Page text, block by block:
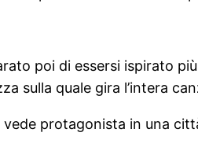
poi di essersi ispirato
sulla quale gira l’intera
protagonista in una